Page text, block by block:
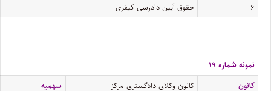
۶
حقوق آیین دادرسی کیفری
نمونه شماره ۱۹
کانون
کانون وکلای دادگستری مرکز
سهمیه